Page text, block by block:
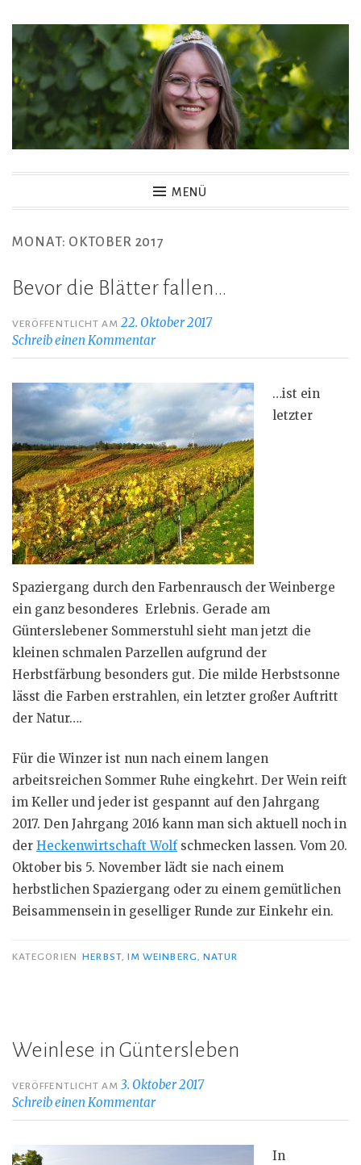
Zum
Inhalt
springen
MENÜ
MONAT: OKTOBER 2017
Bevor die Blätter fallen…
VERÖFFENTLICHT AM22. Oktober 2017
Schreib einen Kommentar
…ist ein
letzter
Spaziergang durch den Farbenrausch der Weinberge
ein ganz besonderes Erlebnis. Gerade am
Günterslebener Sommerstuhl sieht man jetzt die
kleinen schmalen Parzellen aufgrund der
Herbstfärbung besonders gut. Die milde Herbstsonne
lässt die Farben erstrahlen, ein letzter großer Auftritt
der Natur….
Für die Winzer ist nun nach einem langen
arbeitsreichen Sommer Ruhe eingkehrt. Der Wein reift
im Keller und jeder ist gespannt auf den Jahrgang
2017. Den Jahrgang 2016 kann man sich aktuell noch in
der Heckenwirtschaft Wolfschmecken lassen. Vom 20.
Oktober bis 5. November lädt sie nach einem
herbstlichen Spaziergang oder zu einem gemütlichen
Beisammensein in geselliger Runde zur Einkehr ein.
KATEGORIEN HERBST, IM WEINBERG, NATUR
Weinlese in Güntersleben
VERÖFFENTLICHT AM3. Oktober 2017
Schreib einen Kommentar
In